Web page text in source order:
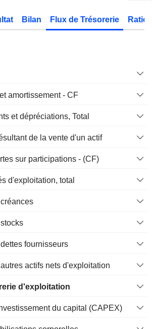
Bilan Flux de Trésorerie
amortissement - CF
et dépréciations, Total
de la vente d'un actif
sur participations - (CF)
d'exploitation, total
fournisseurs
actifs nets d'exploitation
d'exploitation
du capital (CAPEX)